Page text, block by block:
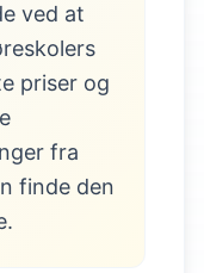
ved at
priser og
fra
finde den